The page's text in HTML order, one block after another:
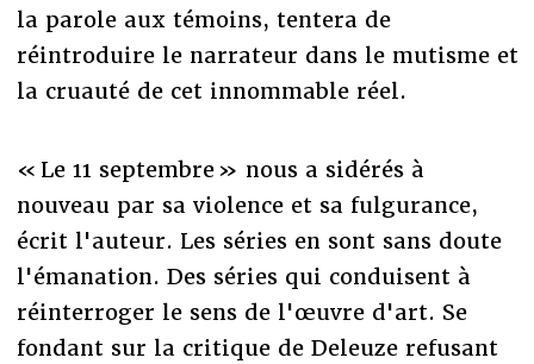
la parole aux témoins, tentera de
réintroduire le narrateur dans le mutisme et
la cruauté de cet innommable réel.
« Le 11 septembre » nous a sidérés à
nouveau par sa violence et sa fulgurance,
écrit l'auteur. Les séries en sont sans doute
l'émanation. Des séries qui conduisent à
réinterroger le sens de l'œuvre d'art. Se
fondant sur la critique de Deleuze refusant